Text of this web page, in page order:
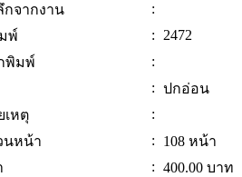
กจากงาน
:
พ์
: 2472
พิมพ์
:
: ปกอ่อน
เหตุ
:
นหน้า
:
108 หน้า
: 400.00 บาท